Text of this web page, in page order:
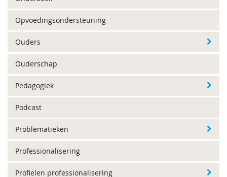
Opvoedingsondersteuning
Ouders
Ouderschap
Pedagogiek
Podcast
Problematieken
Professionalisering
Profielen professionalisering